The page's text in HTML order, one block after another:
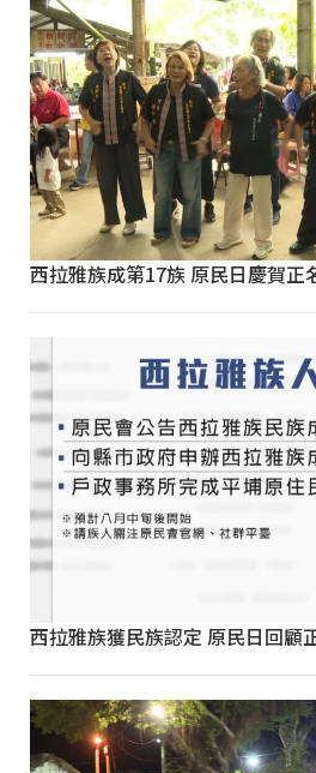
西拉雅族成第17族 原民日慶賀正
西拉雅族獲民族認定 原民日回顧